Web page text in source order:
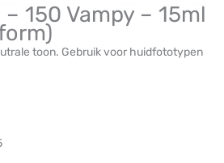
150 Vampy – 15ml
toon. Gebruik voor huidfototypen